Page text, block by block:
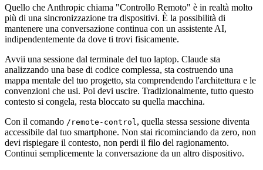
Quello che Anthropic chiama "Controllo Remoto" è in realtà molto
più di una sincronizzazione tra dispositivi. È la possibilità di
mantenere una conversazione continua con un assistente AI,
indipendentemente da dove ti trovi fisicamente.
Avvii una sessione dal terminale del tuo laptop. Claude sta
analizzando una base di codice complessa, sta costruendo una
mappa mentale del tuo progetto, sta comprendendo l'architettura e le
convenzioni che usi. Poi devi uscire. Tradizionalmente, tutto questo
contesto si congela, resta bloccato su quella macchina.
Con il comando /remote-control, quella stessa sessione diventa
accessibile dal tuo smartphone. Non stai ricominciando da zero, non
devi rispiegare il contesto, non perdi il filo del ragionamento.
Continui semplicemente la conversazione da un altro dispositivo.